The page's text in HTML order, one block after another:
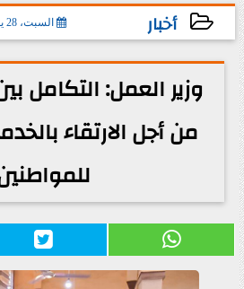
أخبار السبت، 28 يونيو 2025
2025-06-28 15:52:35
وزير العمل: التكامل
من أجل الارتقاء